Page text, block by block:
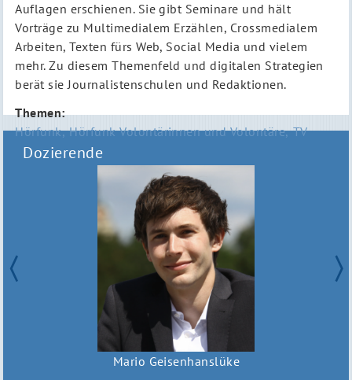
Auflagen erschienen. Sie gibt Seminare und hält
Vorträge zu Multimedialem Erzählen, Crossmedialem
Arbeiten, Texten fürs Web, Social Media und vielem
mehr. Zu diesem Themenfeld und digitalen Strategien
berät sie Journalistenschulen und Redaktionen.
Themen
Hörfunk Hörfunk Volontärinnen und Volontäre TV
Dozierende
Mario Geisenhanslüke